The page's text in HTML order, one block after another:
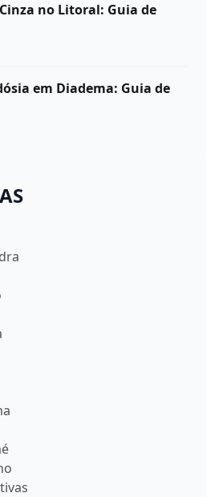
no Litoral: Guia de
em Diadema: Guia de